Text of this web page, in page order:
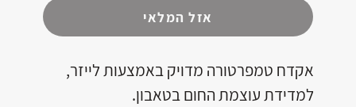
אזל המלאי
אקדח טמפרטורה מדויק באמצעות לייזר,
למדידת עוצמת החום בטאבון.